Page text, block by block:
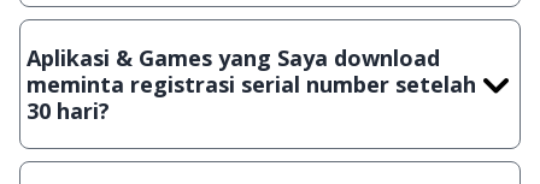
Ya, JalanTikus selalu melakukan scanning dengan 3 jenis
suatu aplikasi atau games, sehingga bisa dijamin 100%
terbebas dari virus.
Aplikasi & Games yang Saya download
meminta registrasi serial number setelah
30 hari?
Meskipun dibagikan secara gratis, namun ada beberapa